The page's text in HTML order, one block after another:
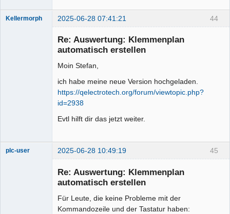
44
Kellermorph 2025-06-28 07:41:21
Re: Auswertung: Klemmenplan
automatisch erstellen
Moin Stefan,
ich habe meine neue Version hochgeladen.
https://qelectrotech.org/forum/viewtopic.php?
id=2938
Evtl hilft dir das jetzt weiter.
45
plc-user 2025-06-28 10:49:19
Re: Auswertung: Klemmenplan
automatisch erstellen
Für Leute, die keine Probleme mit der
Kommandozeile und der Tastatur haben: